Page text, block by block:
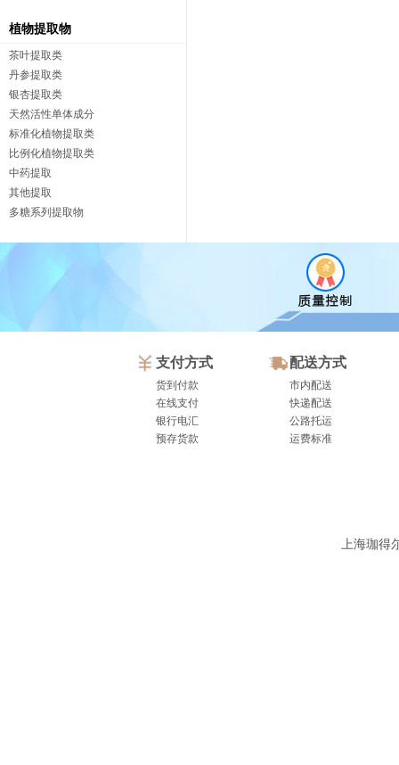
植物提取物
茶叶提取类
丹参提取类
银杏提取类
天然活性单体成分
标准化植物提取类
比例化植物提取类
中药提取
其他提取
多糖系列提取物
支付方式
货到付款
在线支付
银行电汇
预存货款
配送方式
市内配送
快递配送
公路托运
运费标准
上海珈得